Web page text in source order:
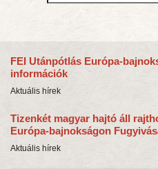
FEI Utánpótlás Európa-
információk
Aktuális hírek
Tizenkét magyar hajtó áll
Európa-bajnokságon
Aktuális hírek